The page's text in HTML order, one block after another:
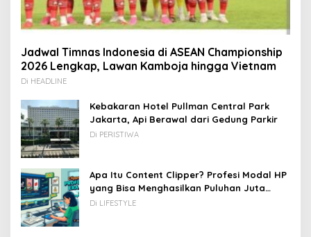
Jadwal Timnas Indonesia di ASEAN Championship
2026 Lengkap, Lawan Kamboja hingga Vietnam
Di HEADLINE
Kebakaran Hotel Pullman Central Park
Jakarta, Api Berawal dari Gedung Parkir
Di PERISTIWA
Apa Itu Content Clipper? Profesi Modal HP
yang Bisa Menghasilkan Puluhan Juta
Rupiah
Di LIFESTYLE